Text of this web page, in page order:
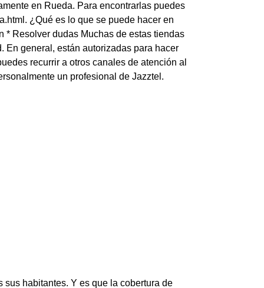
en Rueda. Para encontrarlas puedes
¿Qué es lo que se puede hacer en
* Resolver dudas Muchas de estas tiendas
En general, están autorizadas para hacer
recurrir a otros canales de atención al
un profesional de Jazztel.
habitantes. Y es que la cobertura de